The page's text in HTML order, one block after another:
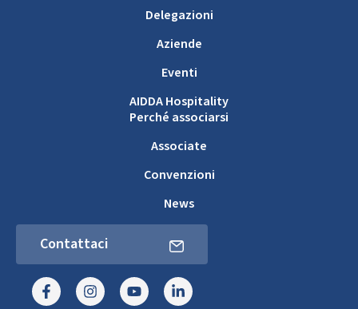
Delegazioni
Aziende
Eventi
AIDDA Hospitality
Perché associarsi
Associate
Convenzioni
News
Contattaci